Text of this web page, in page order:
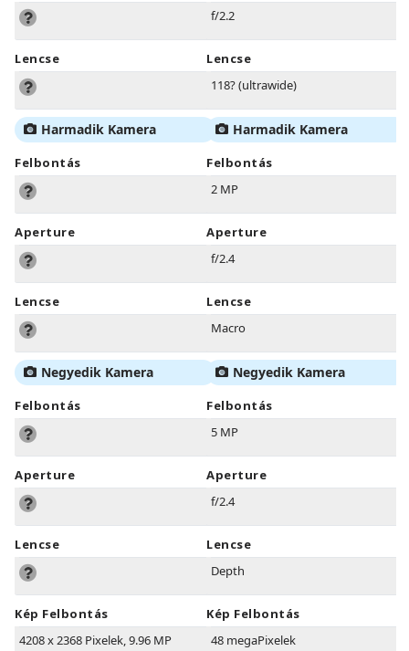
Lencse
Harmadik Kamera
Felbontás
Aperture
Lencse
Negyedik Kamera
Felbontás
Aperture
Lencse
Kép Felbontás
4208 x 2368 Pixelek, 9.96 MP
f/2.2
Lencse
118? (ultrawide)
Harmadik Kamera
Felbontás
2 MP
Aperture
f/2.4
Lencse
Macro
Negyedik Kamera
Felbontás
5 MP
Aperture
f/2.4
Lencse
Depth
Kép Felbontás
48 megaPixelek